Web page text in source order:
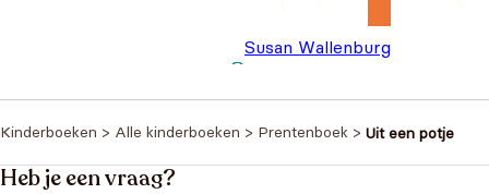
Susan Wallenburg
Kinderboeken > Alle kinderboeken > Prentenboek > Uit een potje
Heb je een vraag?